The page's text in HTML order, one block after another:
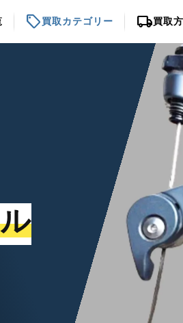
sell買取カテゴリー local_shipping買取